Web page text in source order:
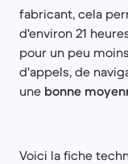
fabricant, cela
d'environ 21
pour un peu
d'appels, de
une bonne
Voici la fiche